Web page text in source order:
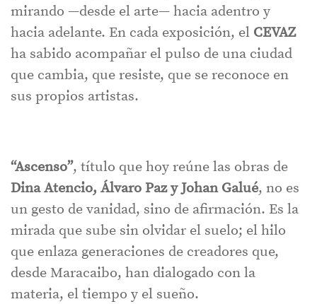
mirando —desde el arte— hacia adentro y
hacia adelante. En cada exposición, el CEVAZ
ha sabido acompañar el pulso de una ciudad
que cambia, que resiste, que se reconoce en
sus propios artistas.
“Ascenso”, título que hoy reúne las obras de
Dina Atencio, Álvaro Paz y Johan Galué, no es
un gesto de vanidad, sino de afirmación. Es la
mirada que sube sin olvidar el suelo; el hilo
que enlaza generaciones de creadores que,
desde Maracaibo, han dialogado con la
materia, el tiempo y el sueño.